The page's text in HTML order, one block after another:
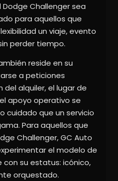
Challenger sea
para aquellos que
un viaje, evento
perder tiempo.
reside en su
a peticiones
alquiler, el lugar de
apoyo operativo se
cuidado que un servicio
Para aquellos que
Challenger, GC Auto
el modelo de
su estatus: icónico,
orquestado.